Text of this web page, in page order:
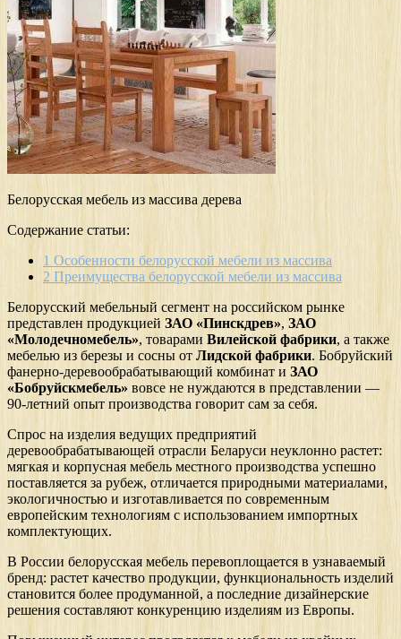
Белорусская мебель из массива дерева
Содержание статьи:
1 Особенности белорусской мебели из массива
2 Преимущества белорусской мебели из массива
Белорусский мебельный сегмент на российском рынке
представлен продукцией ЗАО «Пинскдрев», ЗАО
«Молодечномебель», товарами Вилейской фабрики, а также
мебелью из березы и сосны от Лидской фабрики. Бобруйский
фанерно-деревообрабатывающий комбинат и ЗАО
«Бобруйскмебель» вовсе не нуждаются в представлении —
90-летний опыт производства говорит сам за себя.
Спрос на изделия ведущих предприятий
деревообрабатывающей отрасли Беларуси неуклонно растет:
мягкая и корпусная мебель местного производства успешно
поставляется за рубеж, отличается природными материалами,
экологичностью и изготавливается по современным
европейским технологиям с использованием импортных
комплектующих.
В России белорусская мебель перевоплощается в узнаваемый
бренд: растет качество продукции, функциональность изделий
становится более продуманной, а последние дизайнерские
решения составляют конкуренцию изделиям из Европы.